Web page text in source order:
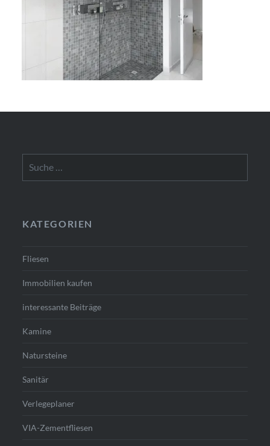
nach:
KATEGORIEN
Fliesen
Immobilien kaufen
interessante Beiträge
Kamine
Natursteine
Sanitär
Verlegeplaner
VIA-Zementfliesen